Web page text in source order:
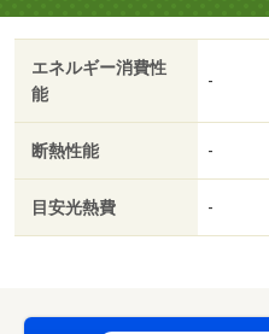
場：有/室内除菌消毒料
エネルギー消費性
能
-
断熱性能 -
目安光熱費 -